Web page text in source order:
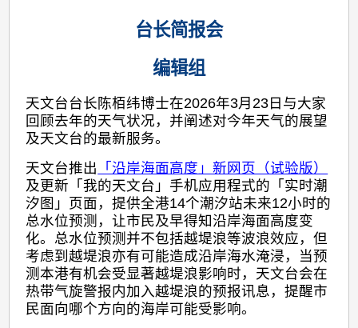
台长简报会
编辑组
天文台台长陈栢纬博士在2026年3月23日与大家
回顾去年的天气状况，并阐述对今年天气的展望
及天文台的最新服务。
天文台推出
「沿岸海面高度」新网页（试验版）
及更新「我的天文台」手机应用程式的「实时潮
汐图」页面，提供全港14个潮汐站未来12小时的
总水位预测，让市民及早得知沿岸海面高度变
化。总水位预测并不包括越堤浪等波浪效应，但
考虑到越堤浪亦有可能造成沿岸海水淹浸，当预
测本港有机会受显著越堤浪影响时，天文台会在
热带气旋警报内加入越堤浪的预报讯息，提醒市
民面向哪个方向的海岸可能受影响。